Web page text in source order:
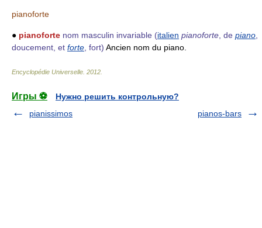
pianoforte
● pianoforte nom masculin invariable (italien pianoforte , de piano
doucement, et forte , fort) Ancien nom du piano.
Encyclopédie Universelle 2012
Игры ⚽
Нужно решить контрольную?
pianissimos
pianos-bars